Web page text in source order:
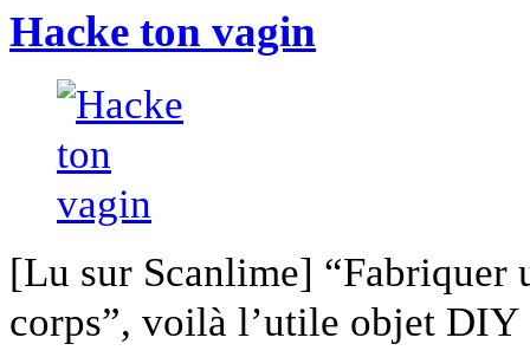
Hacke ton vagin
[Lu sur Scanlime] “Fabriquer
corps”, voilà l’utile objet